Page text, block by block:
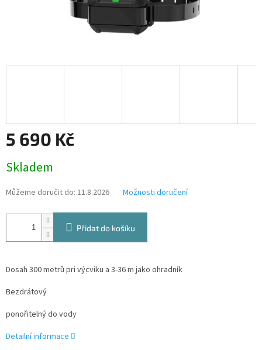
5 690 Kč
cena:
Skladem
Můžeme doručit do: 11.8.2026 Možnosti doručení
Přidat do košíku
Dosah 300 metrů pri výcviku a 3-36 m jako ohradník
Bezdrátový
ponořitelný do vody
Detailní informace